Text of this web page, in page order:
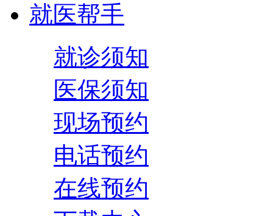
就医帮手
就诊须知
医保须知
现场预约
电话预约
在线预约